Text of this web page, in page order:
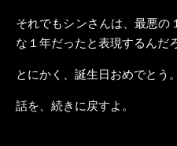
それでもシンさんは、最悪の
な１年だったと表現するんだ
とにかく、誕生日おめでとう。
話を、続きに戻すよ。